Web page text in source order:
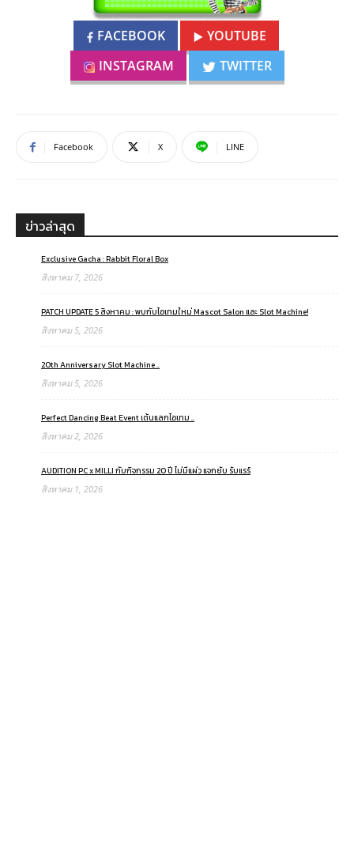
FACEBOOK
YOUTUBE
INSTAGRAM
TWITTER
Facebook X LINE
ข่าวล่าสุด
Exclusive Gacha : Rabbit Floral Box
สิงหาคม 7, 2026
PATCH UPDATE 5 สิงหาคม : พบกับไอเทมใหม่ Mascot Salon และ Slot Machine!
สิงหาคม 5, 2026
20th Anniversary Slot Machine ..
สิงหาคม 5, 2026
Perfect Dancing Beat Event เต้นแลกไอเทม ..
สิงหาคม 2, 2026
AUDITION PC x MILLI กับกิจกรรม 20 ปี ไม่มีแผ่ว แจกยับ รับแรร์
สิงหาคม 1, 2026